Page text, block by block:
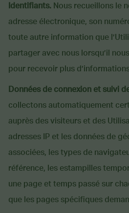
Identifiants. Nous recueillons le
adresse électronique, son
toute autre information que
partager avec nous lorsqu’il
pour recevoir plus
Données de connexion et suivi
collectons automatiquement
auprès des visiteurs et des
adresses IP et les données de
associées, les types de
référence, les estampilles
une page et temps passé sur
que les pages spécifiques